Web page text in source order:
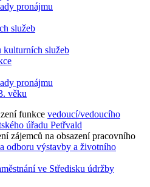
pronájmu
služeb
kulturních služeb
pronájmu
věku
funkce vedoucí/vedoucího
úřadu Petřvald
zájemců na obsazení pracovního
odboru výstavby a životního
ve Středisku údržby